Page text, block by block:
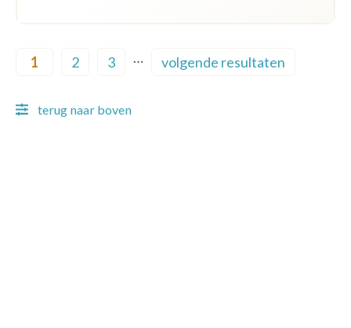
1 2 3
…
volgende resultaten
terug naar boven